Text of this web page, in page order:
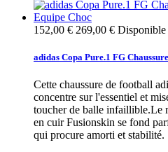
152,00 € 269,00 € Disponible
adidas Copa Pure.1 FG
Cette chaussure de football
concentre sur l'essentiel et
toucher de balle infaillible.Le
en cuir Fusionskin se fond
qui procure amorti et stabilité.